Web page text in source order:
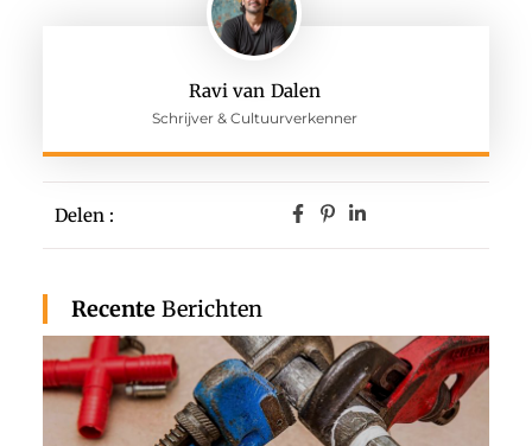
Ravi van Dalen
Schrijver & Cultuurverkenner
Delen :
Recente Berichten